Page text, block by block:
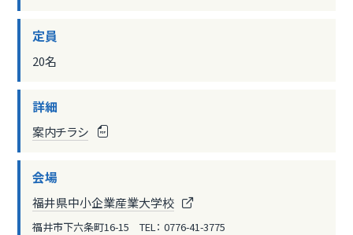
定員
20名
詳細
案内チラシ
会場
福井県中小企業産業大学校
福井市下六条町16-15 TEL： 0776-41-3775